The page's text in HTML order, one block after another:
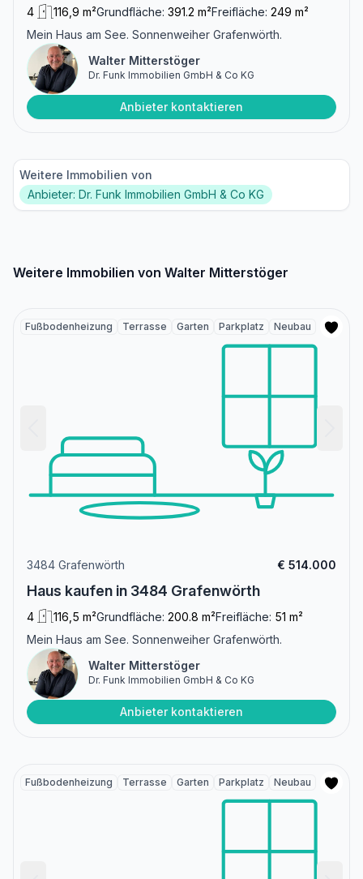
4 116,9 m²Grundfläche: 391.2 m²Freifläche: 249 m²
Mein Haus am See. Sonnenweiher Grafenwörth.
Walter Mitterstöger
Dr. Funk Immobilien GmbH & Co KG
Anbieter kontaktieren
Weitere Immobilien von
Anbieter: Dr. Funk Immobilien GmbH & Co KG
Weitere Immobilien von Walter Mitterstöger
Fußbodenheizung Terrasse Garten Parkplatz Neubau
3484 Grafenwörth € 514.000
Haus kaufen in 3484 Grafenwörth
4 116,5 m²Grundfläche: 200.8 m²Freifläche: 51 m²
Mein Haus am See. Sonnenweiher Grafenwörth.
Walter Mitterstöger
Dr. Funk Immobilien GmbH & Co KG
Anbieter kontaktieren
Fußbodenheizung Terrasse Garten Parkplatz Neubau